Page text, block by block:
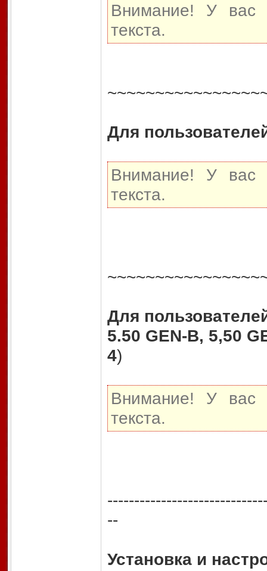
Внимание! У вас
текста.
Для
Внимание! У вас
текста.
Для
5.50 GEN-B, 5,50
4)
Внимание! У вас
текста.
--
Установка и